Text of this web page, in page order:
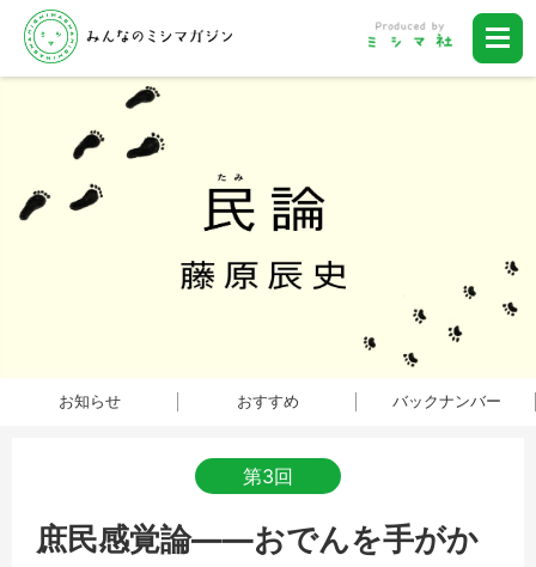
お知らせ おすすめ バックナンバー
第3回
庶民感覚論――おでんを手がか